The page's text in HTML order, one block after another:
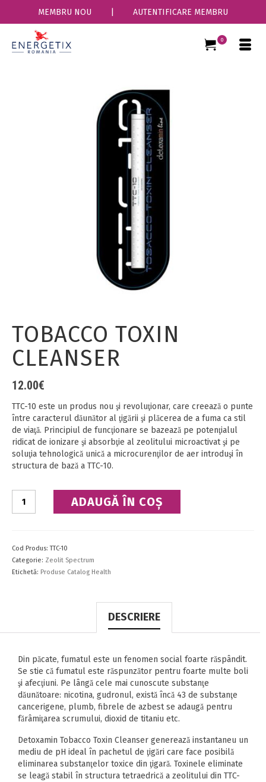
MEMBRU NOU AUTENTIFICARE MEMBRU
0
TOBACCO TOXIN
CLEANSER
12.00€
TTC-10 este un produs nou şi revoluţionar, care creează o punte
între caracterul dăunător al ţigării şi plăcerea de a fuma ca stil
de viaţă. Principiul de funcţionare se bazează pe potenţialul
ridicat de ionizare şi absorbţie al zeolitului microactivat şi pe
soluţia tehnologică unică a microcurenţilor de aer introduşi în
structura de bază a TTC-10.
Tobacco
ADAUGĂ ÎN COȘ
Cod Produs:TTC-10
Categorie: Zeolit Spectrum
Etichetă: Produse Catalog Health
DESCRIERE
Din păcate, fumatul este un fenomen social foarte răspândit.
Se stie că fumatul este răspunzător pentru foarte multe boli
şi afecţiuni. Pe lângă cele mai cunoscute substanţe
dăunătoare: nicotina, gudronul, există încă 43 de substanţe
cancerigene, plumb, fibrele de azbest se adaugă pentru
fărâmiţarea scrumului, dioxid de titaniu etc.
Detoxamin Tobacco Toxin Cleanser generează instantaneu un
mediu de pH ideal în pachetul de ţigări care face posibilă
eliminarea substanţelor toxice din ţigară. Toxinele eliminate
se leagă stabil în structura tetraedrică a zeolitului din TTC-